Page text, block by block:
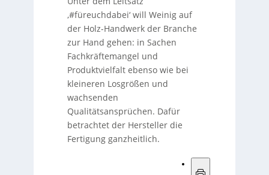
‚#füreuchdabei‘ will Weinig auf
der Holz-Handwerk der Branche
zur Hand gehen: in Sachen
Fachkräftemangel und
Produktvielfalt ebenso wie bei
kleineren Losgrößen und
wachsenden
Qualitätsansprüchen. Dafür
betrachtet der Hersteller die
Fertigung ganzheitlich.